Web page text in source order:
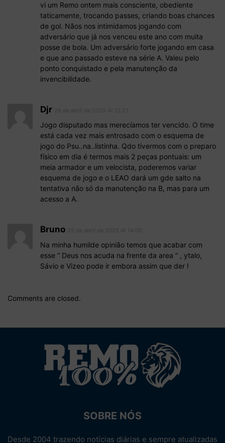
vi um Remo ontem mais consciente, obediente
taticamente, trocando passes, criando boas chances
de gol. Nãos nos intimidamos jogando com
adversário que já nos venceu este ano com muita
posse de bola. Um adversário forte jogando em casa
e que ano passado esteve na série A. Valeu pelo
ponto conquistado e pela manutenção da
invencibilidade.
Djr
Jogo disputado mas merecíamos ter vencido. O time
está cada vez mais entrosado com o esquema de
jogo do Psu..na..listinha. Qdo tivermos com o preparo
físico em dia é termos mais 2 peças pontuais: um
meia armador e um velocista, poderemos variar
esquema de jogo e o LEAO dará um gde salto na
tentativa não só da manutenção na B, mas para um
acesso a A.
Bruno
Na minha humilde opinião temos que acabar com
esse ” Deus nos acuda na frente da area ” , ytalo,
Sávio e Vizeo pode ir embora assim que der !
Comments are closed.
SOBRE NÓS
Desde 2004 trazendo notícias diárias e sempre atualizadas